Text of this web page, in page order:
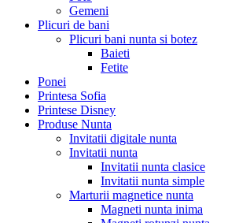
Gemeni
Plicuri de bani
Plicuri bani nunta si botez
Baieti
Fetite
Ponei
Printesa Sofia
Printese Disney
Produse Nunta
Invitatii digitale nunta
Invitatii nunta
Invitatii nunta clasice
Invitatii nunta simple
Marturii magnetice nunta
Magneti nunta inima